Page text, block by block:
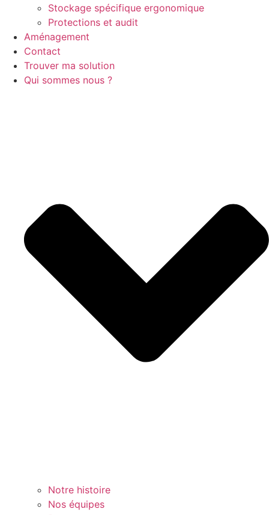
Stockage spécifique ergonomique
Protections et audit
Aménagement
Contact
Trouver ma solution
Qui sommes nous ?
Notre histoire
Nos équipes